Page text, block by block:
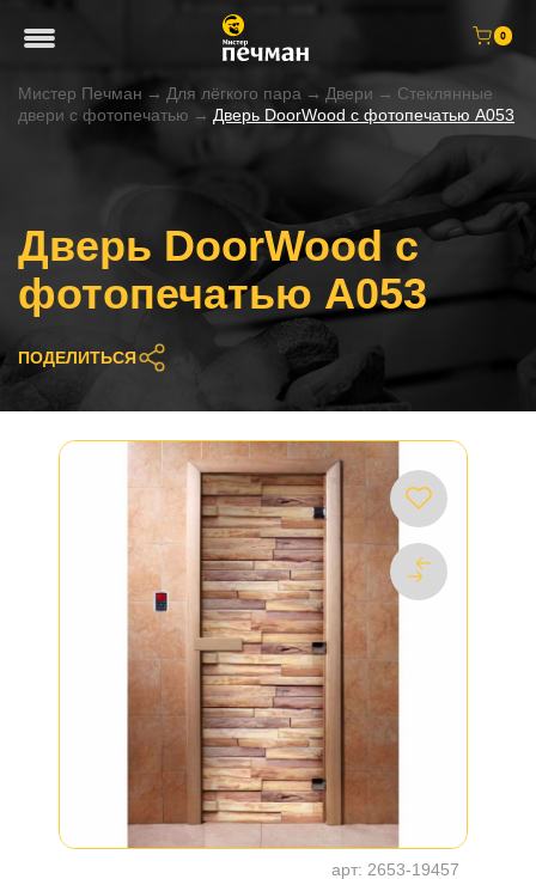
0
Мистер Печман → Для лёгкого пара → Двери → Стеклянные
двери с фотопечатью → Дверь DoorWood с фотопечатью A053
Дверь DoorWood с
фотопечатью A053
ПОДЕЛИТЬСЯ
арт: 2653-19457